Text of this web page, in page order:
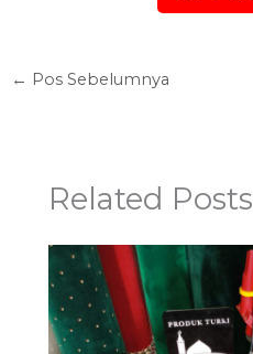
← Pos Sebelumnya
Related Posts